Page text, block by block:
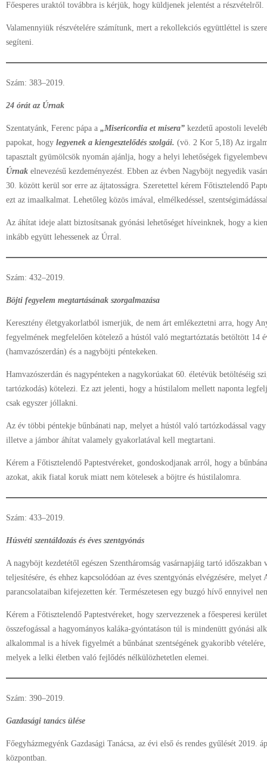
Főesperes uraktól továbbra is kérjük, hogy küldjenek jelentést a részvételről.
Valamennyiük részvételére számítunk, mert a rekollekciós együttléttel is
segíteni.
Szám: 383–2019.
24 órát az Úrnak
Szentatyánk, Ferenc pápa a „Misericordia et misera” kezdetű apostoli
papokat, hogy legyenek a kiengesztelődés szolgái. (vö. 2 Kor 5,18) Az
tapasztalt gyümölcsök nyomán ajánlja, hogy a helyi lehetőségek
Úrnak elnevezésű kezdeményezést. Ebben az évben Nagyböjt negyedik
30. között kerül sor erre az ájtatosságra. Szeretettel kérem Főtisztelendő
ezt az imaalkalmat. Lehetőleg közös imával, elmélkedéssel,
Az áhítat ideje alatt biztosítsanak gyónási lehetőséget híveinknek, hogy a
inkább együtt lehessenek az Úrral.
Szám: 432–2019.
Böjti fegyelem megtartásának szorgalmazása
Keresztény életgyakorlatból ismerjük, de nem árt emlékeztetni arra, hogy
fegyelmének megfelelően kötelező a hústól való megtartóztatás betöltött 14
(hamvazószerdán) és a nagyböjti péntekeken.
Hamvazószerdán és nagypénteken a nagykorúakat 60. életévük betöltéséig
tartózkodás) kötelezi. Ez azt jelenti, hogy a hústilalom mellett naponta
csak egyszer jóllakni.
Az év többi péntekje bűnbánati nap, melyet a hústól való tartózkodással
illetve a jámbor áhítat valamely gyakorlatával kell megtartani.
Kérem a Főtisztelendő Paptestvéreket, gondoskodjanak arról, hogy a
azokat, akik fiatal koruk miatt nem kötelesek a böjtre és hústilalomra.
Szám: 433–2019.
Húsvéti szentáldozás és éves szentgyónás
A nagyböjt kezdetétől egészen Szentháromság vasárnapjáig tartó időszakban
teljesítésére, és ehhez kapcsolódóan az éves szentgyónás elvégzésére, melyet
parancsolataiban kifejezetten kér. Természetesen egy buzgó hívő ennyivel
Kérem a Főtisztelendő Paptestvéreket, hogy szervezzenek a főesperesi
összefogással a hagyományos kaláka-gyóntatáson túl is mindenütt gyónási
alkalommal is a hívek figyelmét a bűnbánat szentségének gyakoribb vételére,
melyek a lelki életben való fejlődés nélkülözhetetlen elemei.
Szám: 390–2019.
Gazdasági tanács ülése
Főegyházmegyénk Gazdasági Tanácsa, az évi első és rendes gyűlését 2019.
központban.